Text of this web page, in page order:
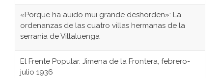
«Porque ha auido mui grande deshorden»: La
ordenanzas de las cuatro villas hermanas de la
serranía de Villaluenga
El Frente Popular. Jimena de la Frontera, febrero-
julio 1936